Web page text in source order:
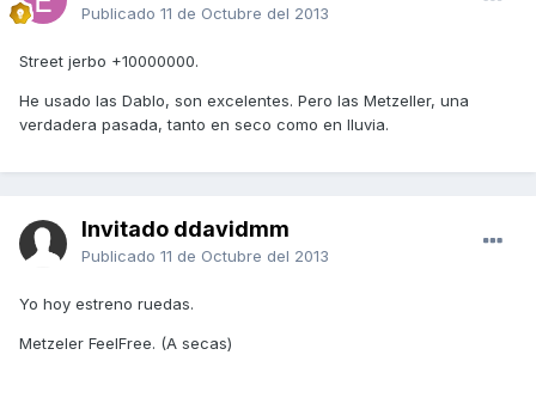
Publicado 11 de Octubre del 2013
Street jerbo +10000000.
He usado las Dablo, son excelentes. Pero las Metzeller, una
verdadera pasada, tanto en seco como en lluvia.
Invitado ddavidmm
Publicado 11 de Octubre del 2013
Yo hoy estreno ruedas.
Metzeler FeelFree. (A secas)